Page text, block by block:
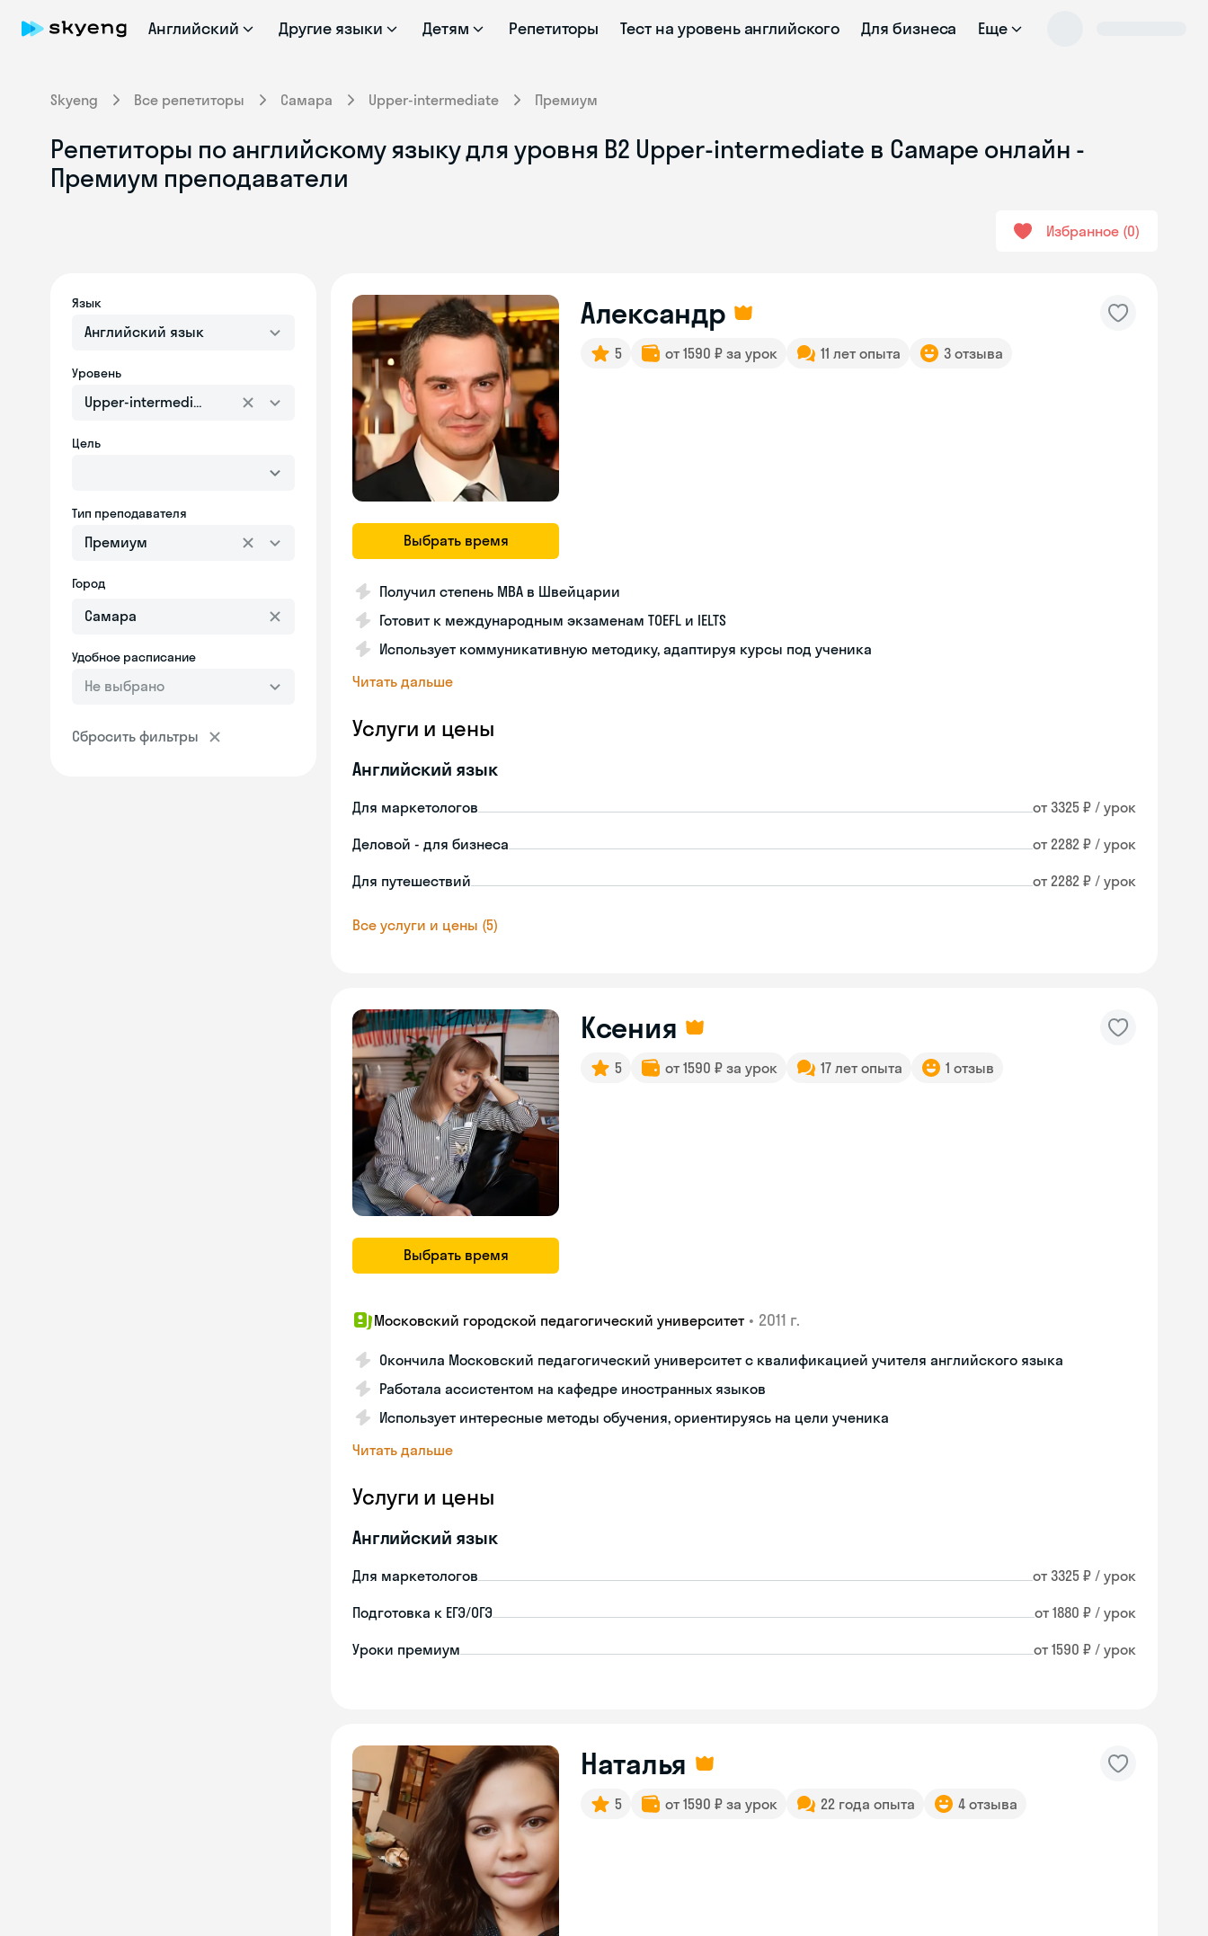
Английский Другие языки Детям Репетиторы Тест на уровень английского Для бизнеса Еще
Skyeng Все репетиторы Самара Upper-intermediate Премиум
Репетиторы по английскому языку для уровня B2 Upper-intermediate в Самаре онлайн -
Премиум преподаватели
Избранное 0
Язык
Английский язык
Уровень
Upper-intermediate
Цель
Тип преподавателя
Премиум
Город
Удобное расписание
Не выбрано
Сбросить фильтры
Выбрать время
Александр
5 от 1590 ₽ за урок 11 лет опыта 3 отзыва
Получил степень MBA в Швейцарии
Готовит к международным экзаменам TOEFL и IELTS
Использует коммуникативную методику, адаптируя курсы под ученика
Читать дальше
Услуги и цены
Английский язык
Для маркетологов от 3325 ₽ / урок
Деловой - для бизнеса от 2282 ₽ / урок
Для путешествий от 2282 ₽ / урок
Все услуги и цены (5)
Выбрать время
Ксения
5 от 1590 ₽ за урок 17 лет опыта 1 отзыв
Московский городской педагогический университет • 2011 г.
Окончила Московский педагогический университет с квалификацией учителя английского языка
Работала ассистентом на кафедре иностранных языков
Использует интересные методы обучения, ориентируясь на цели ученика
Читать дальше
Услуги и цены
Английский язык
Для маркетологов от 3325 ₽ / урок
Подготовка к ЕГЭ/ОГЭ от 1880 ₽ / урок
Уроки премиум от 1590 ₽ / урок
Наталья
5 от 1590 ₽ за урок 22 года опыта 4 отзыва